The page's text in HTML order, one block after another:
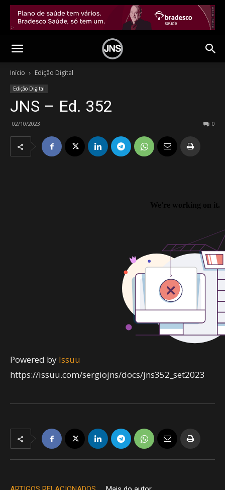
Início Edição Digital
Edição Digital
JNS – Ed. 352
02/10/2023 0
Powered by Issuu
https://issuu.com/sergiojns/docs/jns352_set2023